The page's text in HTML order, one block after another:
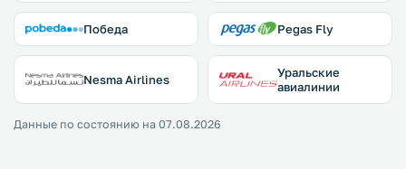
Победа Pegas Fly
Nesma Airlines
Уральские
авиалинии
Данные по состоянию на 07.08.2026